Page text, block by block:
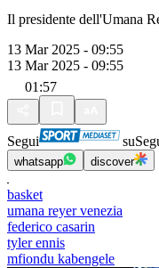
Il presidente dell'Umana
13 Mar 2025 - 09:55
13 Mar 2025 - 09:55
01:57
Segui su
whatsapp discover
basket
umana reyer venezia
federico casarin
tyler ennis
mfiondu kabengele